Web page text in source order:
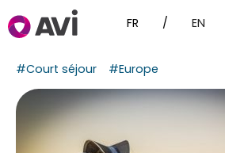
FR / EN
#Court séjour #Europe